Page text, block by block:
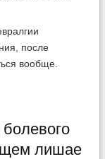
после
вообще.
лишае